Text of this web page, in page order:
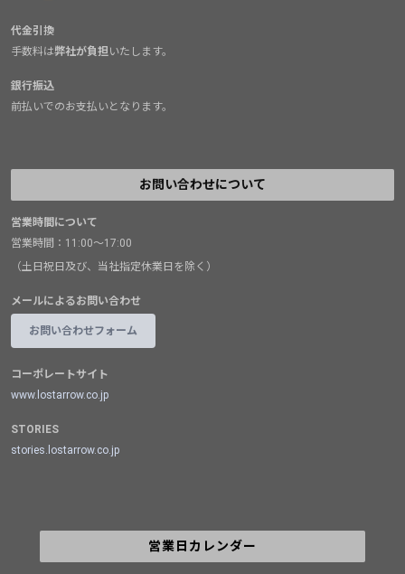
代金引換
手数料は弊社が負担いたします。
銀行振込
前払いでのお支払いとなります。
お問い合わせについて
営業時間について
営業時間：11:00～17:00
（土日祝日及び、当社指定休業日を除く）
メールによるお問い合わせ
お問い合わせフォーム
コーポレートサイト
www.lostarrow.co.jp
STORIES
stories.lostarrow.co.jp
営業日カレンダー